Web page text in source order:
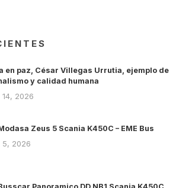
en paz, César Villegas Urrutia, ejemplo de
y calidad humana
2026
Zeus 5 Scania K450C – EME Bus
5, 2026